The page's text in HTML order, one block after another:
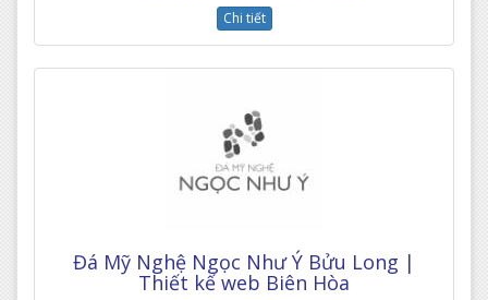
Chi tiết
Đá Mỹ Nghệ Ngọc Như Ý Bửu Long |
Thiết kế web Biên Hòa